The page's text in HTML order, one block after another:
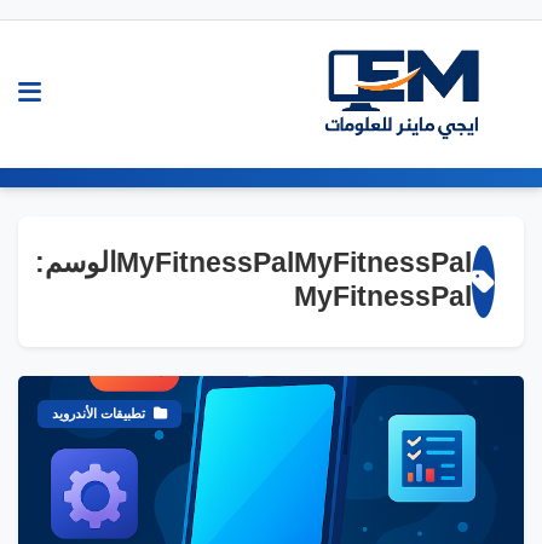
MyFitnessPalMyFitnessPalالوسم:
MyFitnessPal
تطبيقات الأندرويد